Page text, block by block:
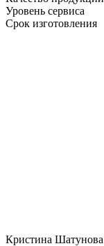
Уровень сервиса
Срок изготовления
Кристина Шатунова